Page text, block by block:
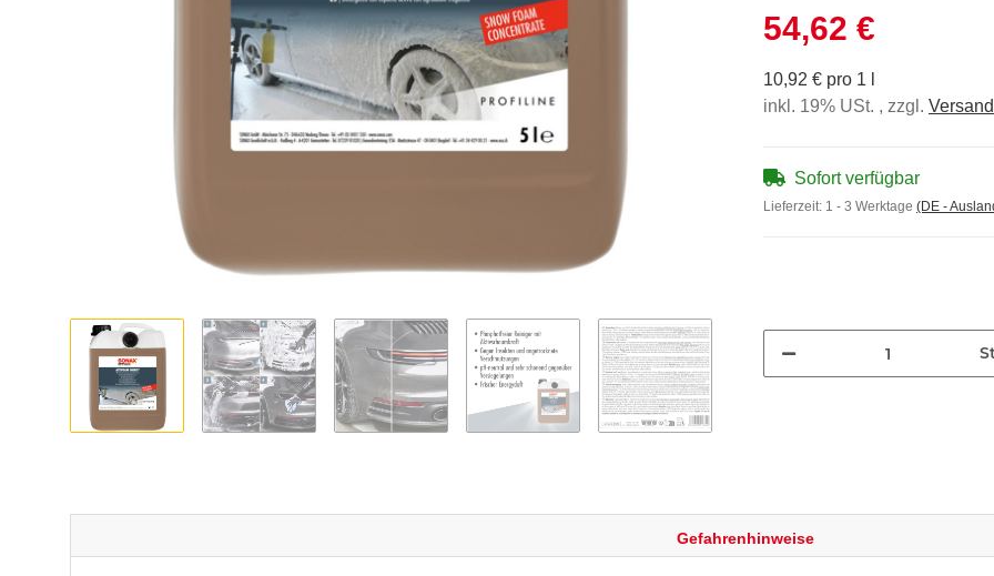
54,62 €
10,92 € pro 1 l
inkl. 19% USt. , zzgl. Versand
Sofort verfügbar
Lieferzeit: 1 - 3 Werktage (DE -
Gefahrenhinweise